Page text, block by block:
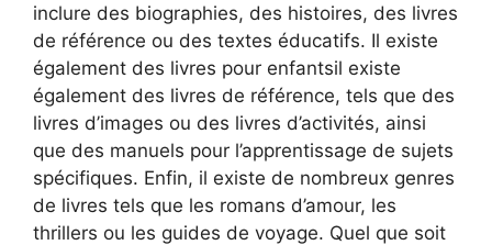
inclure des biographies, des histoires, des livres
de référence ou des textes éducatifs. Il existe
également des livres pour enfantsil existe
également des livres de référence, tels que des
livres d’images ou des livres d’activités, ainsi
que des manuels pour l’apprentissage de sujets
spécifiques. Enfin, il existe de nombreux genres
de livres tels que les romans d’amour, les
thrillers ou les guides de voyage. Quel que soit